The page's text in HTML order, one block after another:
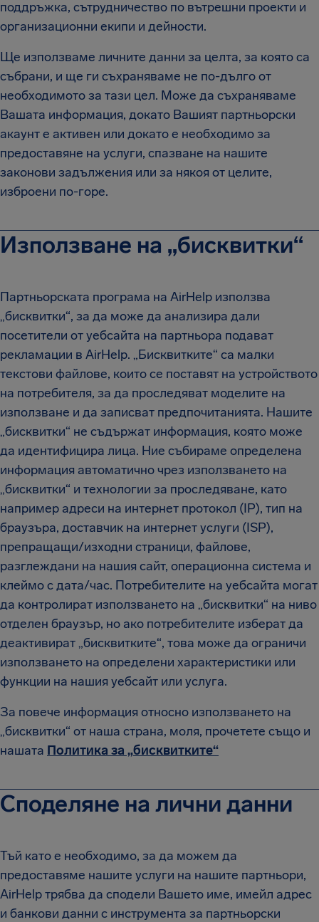
поддръжка, сътрудничество по вътрешни проекти и
организационни екипи и дейности.
Ще използваме личните данни за целта, за която са
събрани, и ще ги съхраняваме не по-дълго от
необходимото за тази цел. Може да съхраняваме
Вашата информация, докато Вашият партньорски
акаунт е активен или докато е необходимо за
предоставяне на услуги, спазване на нашите
законови задължения или за някоя от целите,
изброени по-горе.
Използване на „бисквитки“
Партньорската програма на AirHelp използва
„бисквитки“, за да може да анализира дали
посетители от уебсайта на партньора подават
рекламации в AirHelp. „Бисквитките“ са малки
текстови файлове, които се поставят на устройството
на потребителя, за да проследяват моделите на
използване и да записват предпочитанията. Нашите
„бисквитки“ не съдържат информация, която може
да идентифицира лица. Ние събираме определена
информация автоматично чрез използването на
„бисквитки“ и технологии за проследяване, като
например адреси на интернет протокол (IP), тип на
браузъра, доставчик на интернет услуги (ISP),
препращащи/изходни страници, файлове,
разглеждани на нашия сайт, операционна система и
клеймо с дата/час. Потребителите на уебсайта могат
да контролират използването на „бисквитки“ на ниво
отделен браузър, но ако потребителите изберат да
деактивират „бисквитките“, това може да ограничи
използването на определени характеристики или
функции на нашия уебсайт или услуга.
За повече информация относно използването на
„бисквитки“ от наша страна, моля, прочетете също и
нашата Политика за „бисквитките“
Споделяне на лични данни
Тъй като е необходимо, за да можем да
предоставяме нашите услуги на нашите партньори,
AirHelp трябва да сподели Вашето име, имейл адрес
и банкови данни с инструмента за партньорски